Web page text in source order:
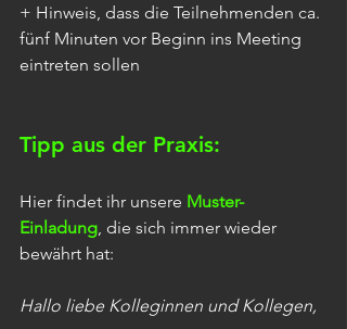
+ Hinweis, dass die Teilnehmenden ca.
fünf Minuten vor Beginn ins Meeting
eintreten sollen
Tipp aus der Praxis:
Hier findet ihr unsere Muster-
Einladung, die sich immer wieder
bewährt hat:
Hallo liebe Kolleginnen und Kollegen,